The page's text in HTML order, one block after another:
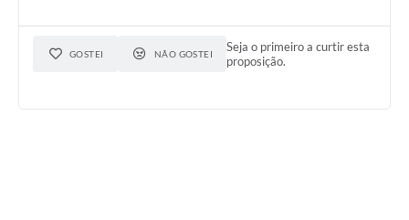
GOSTEI NÃO GOSTEI
Seja o primeiro a curtir esta
proposição.